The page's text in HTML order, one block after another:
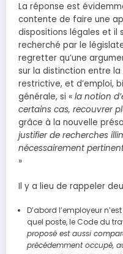
La réponse est
contente de faire une
dispositions légales et il
recherché par le
regretter qu’une
sur la distinction entre
restrictive, et d’emploi,
générale, si « la notion
certains cas, recouvrer
grâce à la nouvelle
justifier de recherches
nécessairement
»
Il y a lieu de rappeler
D’abord l’employeur
quel poste, le Code du
proposé est aussi
précédemment occupé,